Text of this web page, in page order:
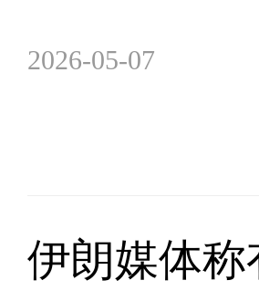
2026-05-07
伊朗媒体